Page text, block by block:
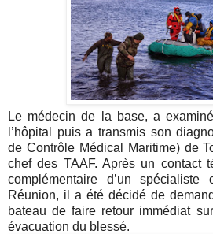
Le médecin de la base, a
l’hôpital puis a transmis son
de Contrôle Médical Maritime) de
chef des TAAF. Après un contact
complémentaire d’un spécialiste
Réunion, il a été décidé de
bateau de faire retour immédiat
évacuation du blessé.